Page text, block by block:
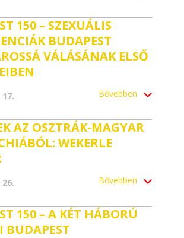
150 – SZEXUÁLIS
BUDAPEST
VÁLÁSÁNAK ELSŐ
Bővebben
AZ OSZTRÁK-MAGYAR
WEKERLE
Bővebben
150 – A KÉT HÁBORÚ
BUDAPEST